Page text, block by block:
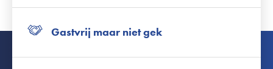
Gastvrij maar niet gek